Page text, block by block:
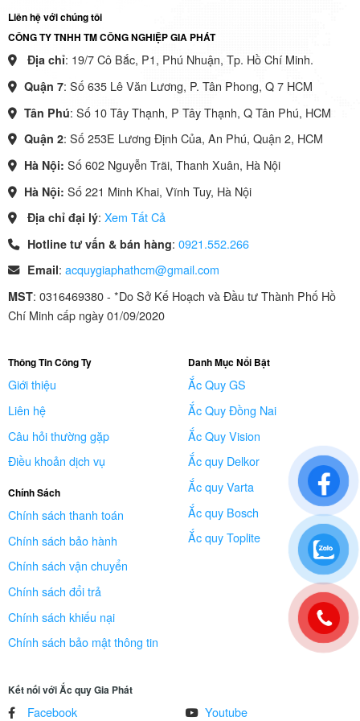
Liên hệ với chúng tôi
CÔNG TY TNHH TM CÔNG NGHIỆP GIA PHÁT
Địa chỉ: 19/7 Cô Bắc, P1, Phú Nhuận, Tp. Hồ Chí Minh.
Quận 7: Số 635 Lê Văn Lương, P. Tân Phong, Q 7 HCM
Tân Phú: Số 10 Tây Thạnh, P Tây Thạnh, Q Tân Phú, HCM
Quận 2: Số 253E Lương Định Của, An Phú, Quận 2, HCM
Hà Nội: Số 602 Nguyễn Trãi, Thanh Xuân, Hà Nội
Hà Nội: Số 221 Minh Khai, Vĩnh Tuy, Hà Nội
Địa chỉ đại lý: Xem Tất Cả
Hotline tư vấn & bán hàng: 0921.552.266
Email: acquygiaphathcm@gmail.com
MST: 0316469380 - *Do Sở Kế Hoạch và Đầu tư Thành Phố Hồ
Chí Minh cấp ngày 01/09/2020
Thông Tin Công Ty
Giới thiệu
Liên hệ
Câu hỏi thường gặp
Điều khoản dịch vụ
Chính Sách
Chính sách thanh toán
Chính sách bảo hành
Chính sách vận chuyển
Chính sách đổi trả
Chính sách khiếu nại
Chính sách bảo mật thông tin
Danh Mục Nổi Bật
Ắc Quy GS
Ắc Quy Đồng Nai
Ắc Quy Vision
Ắc quy Delkor
Ắc quy Varta
Ắc quy Bosch
Ắc quy Toplite
Kết nối với Ắc quy Gia Phát
Facebook Youtube